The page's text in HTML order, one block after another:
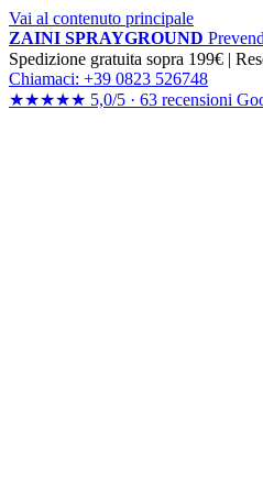
Vai al contenuto principale
ZAINI SPRAYGROUND
Spedizione gratuita sopra 199€ |
Chiamaci: +39 0823 526748
★★★★★ 5,0/5 · 63 recensioni